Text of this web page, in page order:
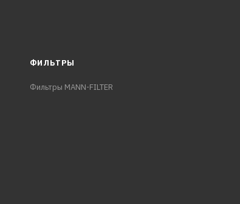
ФИЛЬТРЫ
Фильтры MANN-FILTER